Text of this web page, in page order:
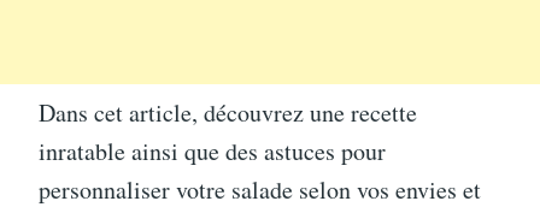
Dans cet article, découvrez une recette
inratable ainsi que des astuces pour
personnaliser votre salade selon vos envies et